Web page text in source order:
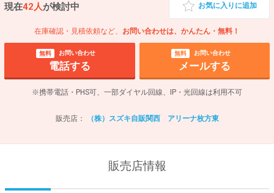
現在42人が検討中 お気に入りに追加
在庫確認・見積依頼など、 お問い合わせは、かんたん・無料！
無料 お問い合わせ
電話する
無料 お問い合わせ
メールする
※携帯電話・PHS可、一部ダイヤル回線、IP・光回線は利用不可
販売店： （株）スズキ自販関西 アリーナ枚方東
販売店情報